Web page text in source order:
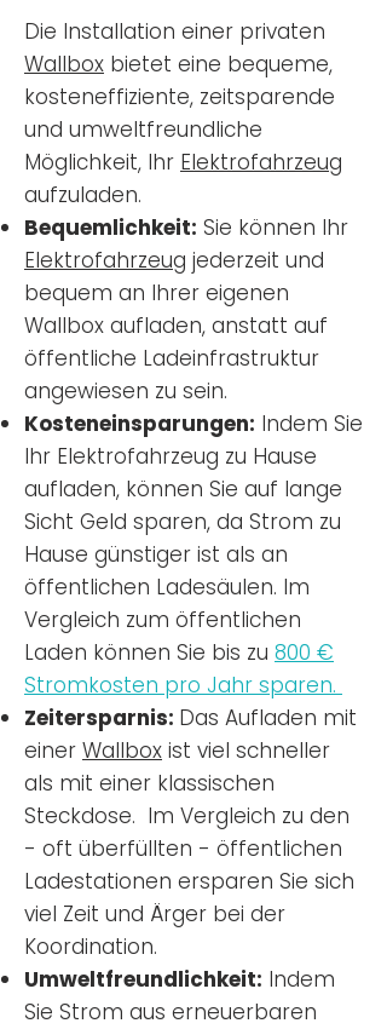
Die Installation einer privaten
Wallbox bietet eine bequeme,
kosteneffiziente, zeitsparende
und umweltfreundliche
Möglichkeit, Ihr Elektrofahrzeug
aufzuladen.
Bequemlichkeit: Sie können Ihr
Elektrofahrzeug jederzeit und
bequem an Ihrer eigenen
Wallbox aufladen, anstatt auf
öffentliche Ladeinfrastruktur
angewiesen zu sein.
Kosteneinsparungen: Indem Sie
Ihr Elektrofahrzeug zu Hause
aufladen, können Sie auf lange
Sicht Geld sparen, da Strom zu
Hause günstiger ist als an
öffentlichen Ladesäulen. Im
Vergleich zum öffentlichen
Laden können Sie bis zu 800 €
Stromkosten pro Jahr sparen.
Zeitersparnis: Das Aufladen mit
einer Wallbox ist viel schneller
als mit einer klassischen
Steckdose. Im Vergleich zu den
- oft überfüllten - öffentlichen
Ladestationen ersparen Sie sich
viel Zeit und Ärger bei der
Koordination.
Umweltfreundlichkeit: Indem
Sie Strom aus erneuerbaren